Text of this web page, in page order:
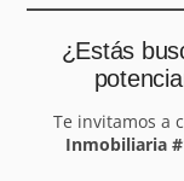
¿Estás
Te invitamos a
Inmobiliaria